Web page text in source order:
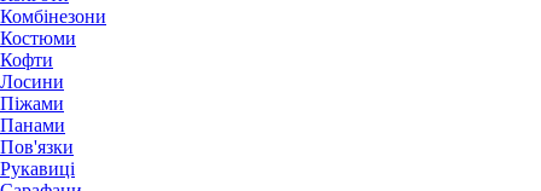
Комбінезони
Костюми
Кофти
Лосини
Піжами
Панами
Пов'язки
Рукавиці